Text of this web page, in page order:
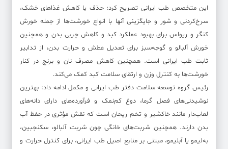
این متخصص طب ایرانی تصریح کرد: حذف یا کاهش غذاهای خشک،
سرخ‌کردنی و شور و جایگزینی آنها با انواع خورشت‌ها از جمله خورش
کنگر و ریواس برای بهبود عملکرد کبد و کاهش چربی بدن و همچنین
خورش آلبالو و گوجه‌سبز برای تعدیل عطش و حرارت بدن، از تدابیر
ثابت طب ایرانی است. همچنین کاهش مصرف نان و برنج در کنار
خورشت‌ها به کنترل وزن و ارتقای سلامت کبد کمک می‌کند.
رئیس گروه توسعه سلامت دفتر طب ایرانی و مکمل ادامه داد: بهترین
نوشیدنی‌های فصل گرما، دوغ کم‌نمک و فرآورده‌های دارای دانه‌های
لعاب‌دار مانند خاکشیر و تخم ریحان است که نقش مؤثری در حفظ آب
بدن دارند. همچنین شربت‌های خانگی چون شربت آلبالو، سکنجبین،
به‌لیمو یا آبلیمو، مبتنی بر منابع اصیل طب ایرانی، برای کنترل حرارت و